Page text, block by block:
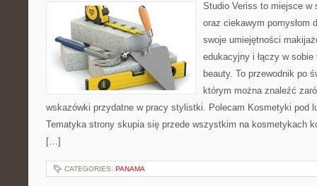
Studio Veriss to miejsce w
oraz ciekawym pomysłom
swoje umiejętności
edukacyjny i łączy w
beauty. To przewodnik po
którym można znaleźć
wskazówki przydatne w pracy stylistki. Polecam Kosmetyki pod
Tematyka strony skupia się przede wszystkim na kosmetykach
[…]
CATEGORIES: PANAMA